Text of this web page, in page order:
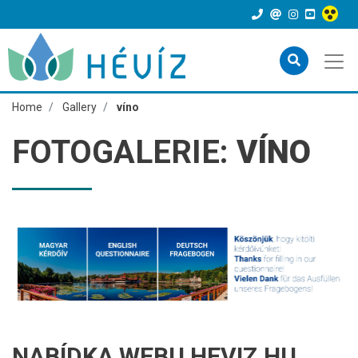
Home Gallery víno
FOTOGALERIE: VÍNO